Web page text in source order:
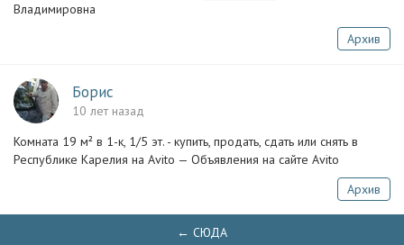
Владимировна
Архив
Борис
10 лет назад
Комната 19 м² в 1-к, 1/5 эт. - купить, продать, сдать или снять в
Республике Карелия на Avito — Объявления на сайте Avito
Архив
← СЮДА